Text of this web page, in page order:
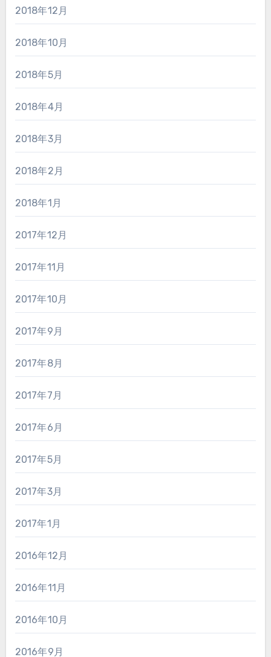
2018年12月
2018年10月
2018年5月
2018年4月
2018年3月
2018年2月
2018年1月
2017年12月
2017年11月
2017年10月
2017年9月
2017年8月
2017年7月
2017年6月
2017年5月
2017年3月
2017年1月
2016年12月
2016年11月
2016年10月
2016年9月